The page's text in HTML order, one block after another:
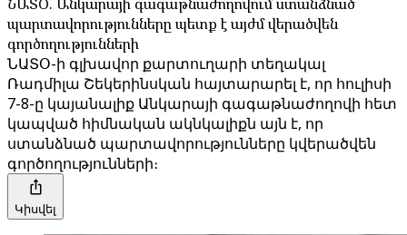
պարտավորությունները պետք է այժմ վերածվեն
գործողությունների
ՆԱՏՕ-ի գլխավոր քարտուղարի տեղակալ
Ռադմիլա Շեկերինսկան հայտարարել է, որ հուլիսի
7-8-ը կայանալիք Անկարայի գագաթնաժողովի հետ
կապված հիմնական ակնկալիքն այն է, որ
ստանձնած պարտավորությունները կվերածվեն
գործողությունների։
Կիսվել